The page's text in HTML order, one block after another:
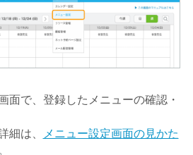
面で、登録したメニューの確認・
は、
メニュー設定画面の見かた